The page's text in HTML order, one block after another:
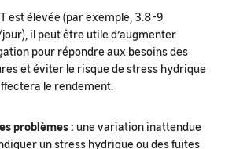
est élevée (par exemple, 3.8-9
il peut être utile d’augmenter
pour répondre aux besoins des
et éviter le risque de stress hydrique
le rendement.
problèmes : une variation inattendue
un stress hydrique ou des fuites